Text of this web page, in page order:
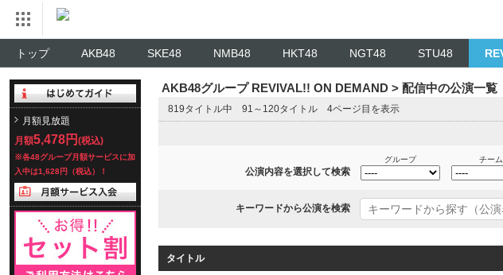
トップ AKB48 SKE48 NMB48 HKT48 NGT48 STU48
月額見放題
月額5,478円 (税込)
※各48グループ月額サービスに加
入中は1,628円（税込）！
AKB48グループ REVIVAL!! ON DEMAND > 配信中の公演一覧
819タイトル中 91～120タイトル 4ページ目を表示
公演内容を選択して検索
グループ チーム
キーワードから公演を検索
タイトル